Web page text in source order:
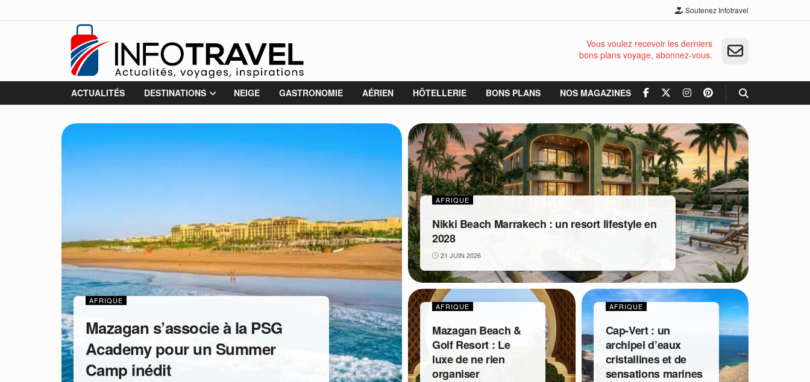
Soutenez Infotravel
Vous voulez recevoir les derniers
bons plans voyage, abonnez-vous.
ACTUALITÉS DESTINATIONS NEIGE GASTRONOMIE AÉRIEN HÔTELLERIE BONS PLANS NOS MAGAZINES
AFRIQUE
Mazagan s’associe à la PSG
Academy pour un Summer
Camp inédit
AFRIQUE
Nikki Beach Marrakech : un resort lifestyle en
2028
21 JUIN 2026
AFRIQUE
Mazagan Beach &
Golf Resort : Le
luxe de ne rien
organiser
AFRIQUE
Cap-Vert : un
archipel d’eaux
cristallines et de
sensations marines